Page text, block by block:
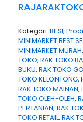
Kategori: BESI,
MINIMARKET BEST
MINIMARKET MURAH,
TOKO, RAK TOKO
BUKU, RAK TOKO
TOKO KELONTONG,
RAK TOKO MAINAN,
TOKO OLEH-OLEH,
PERTANIAN, RAK
TOKO RETAIL, RAK